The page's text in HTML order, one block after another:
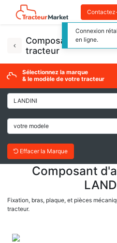
Composant d'attelage
tracteur
Sélectionnez la marque
& le modèle de votre tracteur
Effacer la Marque
Composant
Fixation, bras, plaque, et pièces
tracteur.
Connexion
en ligne.